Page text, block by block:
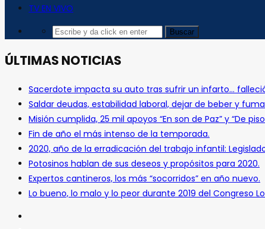
TV EN VIVO
ÚLTIMAS NOTICIAS
Sacerdote impacta su auto tras sufrir un infarto…
Saldar deudas, estabilidad laboral, dejar de beber y
Misión cumplida, 25 mil apoyos “En son de Paz” y “De
Fin de año el más intenso de la temporada.
2020, año de la erradicación del trabajo infantil:
Potosinos hablan de sus deseos y propósitos para 2020.
Expertos cantineros, los más “socorridos” en año nuevo.
Lo bueno, lo malo y lo peor durante 2019 del Congreso